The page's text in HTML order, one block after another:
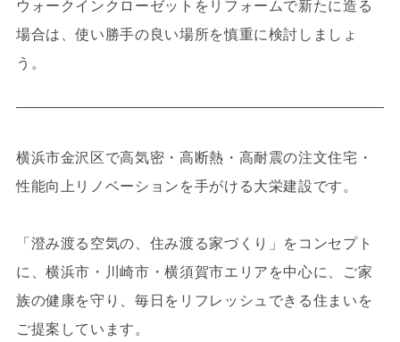
ウォークインクローゼットをリフォームで新たに造る
場合は、使い勝手の良い場所を慎重に検討しましょ
う。
横浜市金沢区で高気密・高断熱・高耐震の注文住宅・
性能向上リノベーションを手がける大栄建設です。
「澄み渡る空気の、住み渡る家づくり」をコンセプト
に、横浜市・川崎市・横須賀市エリアを中心に、ご家
族の健康を守り、毎日をリフレッシュできる住まいを
ご提案しています。